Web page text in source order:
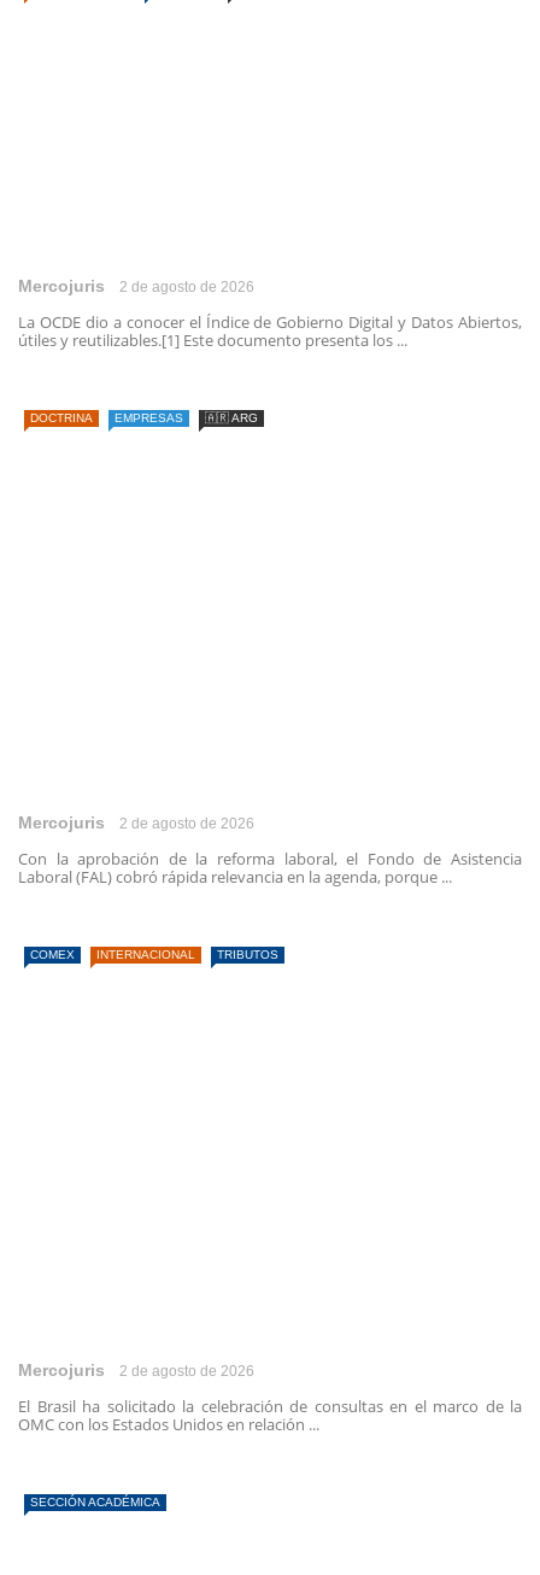
Mercojuris 2 de agosto de 2026
La OCDE dio a conocer el Índice de Gobierno Digital y Datos Abiertos,
útiles y reutilizables.[1] Este documento presenta los ...
DOCTRINA EMPRESAS 🇦🇷 ARG
Mercojuris 2 de agosto de 2026
Con la aprobación de la reforma laboral, el Fondo de Asistencia
Laboral (FAL) cobró rápida relevancia en la agenda, porque ...
COMEX INTERNACIONAL TRIBUTOS
Mercojuris 2 de agosto de 2026
El Brasil ha solicitado la celebración de consultas en el marco de la
OMC con los Estados Unidos en relación ...
SECCIÓN ACADÉMICA